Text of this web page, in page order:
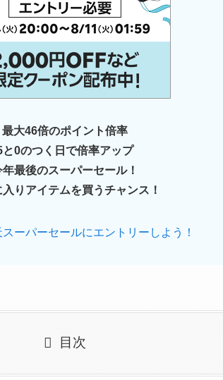
最大46倍のポイント倍率
と0のつく日で倍率アップ
年最後のスーパーセール！
入りアイテムを買うチャンス！
ーパーセールにエントリーしよう！
目次